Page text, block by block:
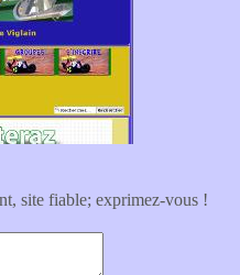
site fiable; exprimez-vous !